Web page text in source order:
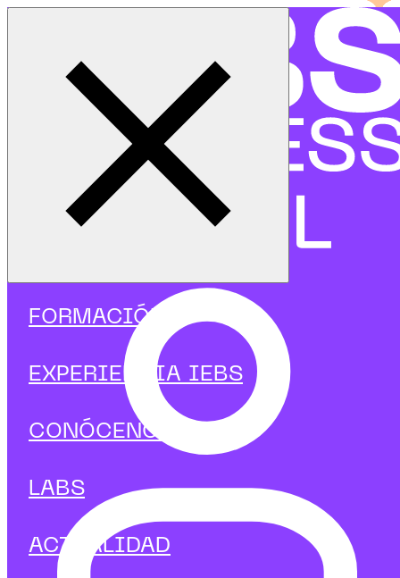
FORMACIÓN
EXPERIENCIA IEBS
CONÓCENOS
LABS
ACTUALIDAD
Inicio
Programas
Programas focalizados
Ciberseguridad
Curso de Auditoría y Trazabilidad en Ciberseguridad
Curso de Auditoría y Trazabilidad
en Ciberseguridad
Audita sistemas, detecta vulnerabilidades y
garantiza la trazabilidad digital